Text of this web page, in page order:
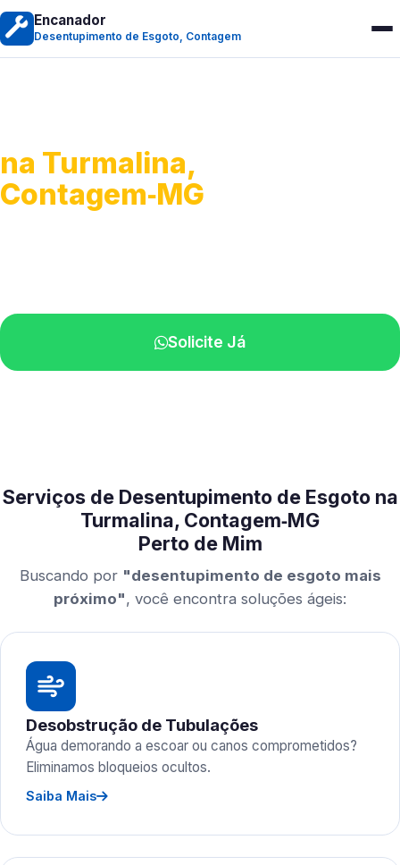
Encanador
Desentupimento de Esgoto, Contagem
na Turmalina,
Contagem‑MG
Solicite Já
Serviços de Desentupimento de Esgoto na
Turmalina, Contagem‑MG
Perto de Mim
Buscando por "desentupimento de esgoto mais
próximo", você encontra soluções ágeis:
Desobstrução de Tubulações
Água demorando a escoar ou canos comprometidos?
Eliminamos bloqueios ocultos.
Saiba Mais